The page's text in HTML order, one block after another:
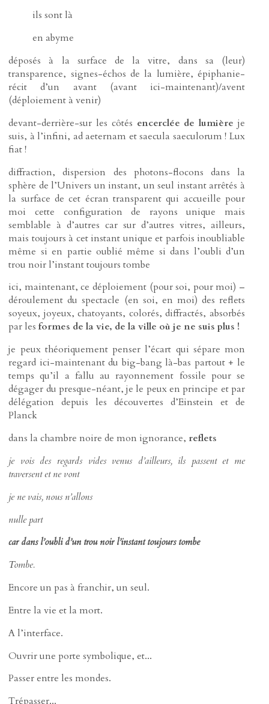
ils sont là
en abyme
déposés à la surface de la vitre, dans sa (leur)
transparence, signes-échos de la lumière, épiphanie-
récit d’un avant (avant ici-maintenant)/avent
(déploiement à venir)
devant-derrière-sur les côtés encerclée de lumière je
suis, à l’infini, ad aeternam et saecula saeculorum ! Lux
fiat !
diffraction, dispersion des photons-flocons dans la
sphère de l’Univers un instant, un seul instant arrêtés à
la surface de cet écran transparent qui accueille pour
moi cette configuration de rayons unique mais
semblable à d’autres car sur d’autres vitres, ailleurs,
mais toujours à cet instant unique et parfois inoubliable
même si en partie oublié même si dans l’oubli d’un
trou noir l’instant toujours tombe
ici, maintenant, ce déploiement (pour soi, pour moi) –
déroulement du spectacle (en soi, en moi) des reflets
soyeux, joyeux, chatoyants, colorés, diffractés, absorbés
par lesformes de la vie, de la ville où je ne suis plus !
je peux théoriquement penser l’écart qui sépare mon
regard ici-maintenant du big-bang là-bas partout + le
temps qu’il a fallu au rayonnement fossile pour se
dégager du presque-néant, je le peux en principe et par
délégation depuis les découvertes d’Einstein et de
Planck
dans la chambre noire de mon ignorance, reflets
je vois des regards vides venus d’ailleurs, ils passent et me
traversent et ne vont
je ne vais, nous n’allons
nulle part
car dans l’oubli d’un trou noir l’instant toujours tombe
Tombe.
Encore un pas à franchir, un seul.
Entre la vie et la mort.
A l’interface.
Ouvrir une porte symbolique, et...
Passer entre les mondes.
Trépasser...